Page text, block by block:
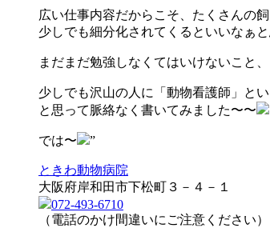
広い仕事内容だからこそ、たくさんの
少しでも細分化されてくるといいなぁと
まだまだ勉強しなくてはいけないこと
少しでも沢山の人に「動物看護師」と
と思って脈絡なく書いてみました〜〜
では〜 ”
ときわ動物病院
大阪府岸和田市下松町３－４－１
072-493-6710
（電話のかけ間違いにご注意ください）